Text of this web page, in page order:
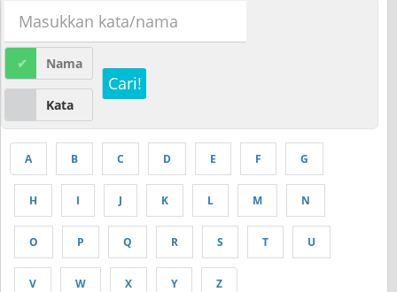
Nama
Kata
Cari!
A B C D E F G
H I J K L M N
O P Q R S T U
V W X Y Z